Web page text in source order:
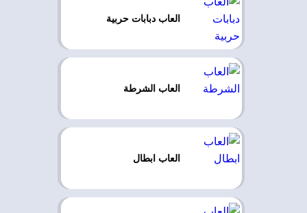
العاب دبابات حربية
العاب الشرطة
العاب ابطال